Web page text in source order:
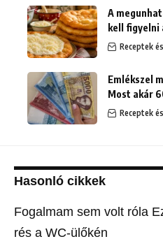
A
kell figyelni
Receptek
Emlékszel
Most akár
Receptek
Hasonló cikkek
Fogalmam sem volt róla
rés a WC-ülőkén